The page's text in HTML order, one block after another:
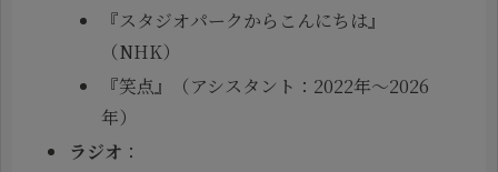
『スタジオパークからこんにちは』
（NHK）
『笑点』（アシスタント：2022年〜2026
年）
ラジオ ：